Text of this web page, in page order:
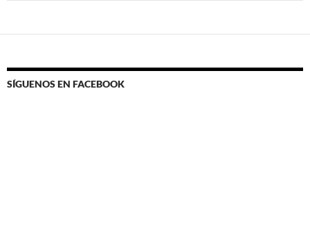
SÍGUENOS EN FACEBOOK